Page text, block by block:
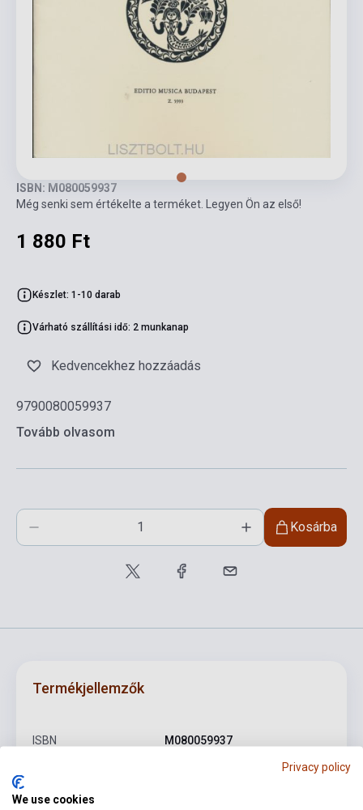
ISBN: M080059937
Még senki sem értékelte a terméket. Legyen Ön az első!
1 880 Ft
Készlet: 1-10 darab
Várható szállítási idő: 2 munkanap
Kedvencekhez hozzáadás
9790080059937
Tovább olvasom
Kosárba
Termékjellemzők
ISBN M080059937
Oldalszám
Privacy policy
We use cookies